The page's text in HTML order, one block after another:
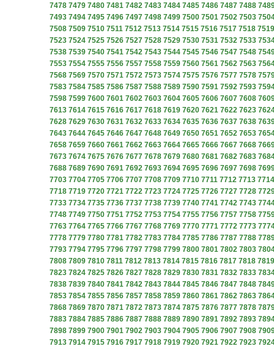
7478 7479 7480 7481 7482 7483 7484 7485 7486 7487 7488
7493 7494 7495 7496 7497 7498 7499 7500 7501 7502 7503
7508 7509 7510 7511 7512 7513 7514 7515 7516 7517 7518 7519
7523 7524 7525 7526 7527 7528 7529 7530 7531 7532 7533
7538 7539 7540 7541 7542 7543 7544 7545 7546 7547 7548
7553 7554 7555 7556 7557 7558 7559 7560 7561 7562 7563
7568 7569 7570 7571 7572 7573 7574 7575 7576 7577 7578
7583 7584 7585 7586 7587 7588 7589 7590 7591 7592 7593
7598 7599 7600 7601 7602 7603 7604 7605 7606 7607 7608
7613 7614 7615 7616 7617 7618 7619 7620 7621 7622 7623
7628 7629 7630 7631 7632 7633 7634 7635 7636 7637 7638
7643 7644 7645 7646 7647 7648 7649 7650 7651 7652 7653
7658 7659 7660 7661 7662 7663 7664 7665 7666 7667 7668
7673 7674 7675 7676 7677 7678 7679 7680 7681 7682 7683
7688 7689 7690 7691 7692 7693 7694 7695 7696 7697 7698
7703 7704 7705 7706 7707 7708 7709 7710 7711 7712 7713 7714
7718 7719 7720 7721 7722 7723 7724 7725 7726 7727 7728
7733 7734 7735 7736 7737 7738 7739 7740 7741 7742 7743
7748 7749 7750 7751 7752 7753 7754 7755 7756 7757 7758
7763 7764 7765 7766 7767 7768 7769 7770 7771 7772 7773
7778 7779 7780 7781 7782 7783 7784 7785 7786 7787 7788
7793 7794 7795 7796 7797 7798 7799 7800 7801 7802 7803
7808 7809 7810 7811 7812 7813 7814 7815 7816 7817 7818 7819
7823 7824 7825 7826 7827 7828 7829 7830 7831 7832 7833
7838 7839 7840 7841 7842 7843 7844 7845 7846 7847 7848
7853 7854 7855 7856 7857 7858 7859 7860 7861 7862 7863
7868 7869 7870 7871 7872 7873 7874 7875 7876 7877 7878
7883 7884 7885 7886 7887 7888 7889 7890 7891 7892 7893
7898 7899 7900 7901 7902 7903 7904 7905 7906 7907 7908
7913 7914 7915 7916 7917 7918 7919 7920 7921 7922 7923